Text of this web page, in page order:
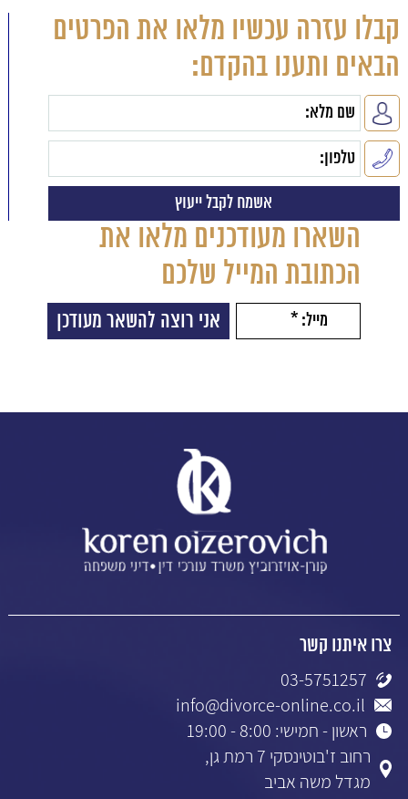
קבלו עזרה עכשיו מלאו את הפרטים
הבאים ותענו בהקדם:
השארו מעודכנים מלאו את
הכתובת המייל שלכם
צרו איתנו קשר
03-5751257
info@divorce-online.co.il
ראשון - חמישי: 8:00 - 19:00
רחוב ז'בוטינסקי 7 רמת גן,
מגדל משה אביב